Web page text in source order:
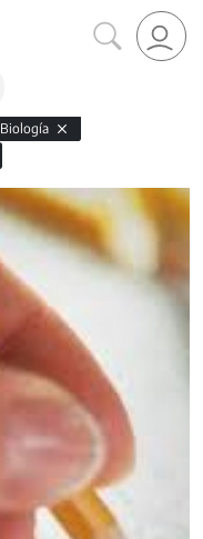
Biología